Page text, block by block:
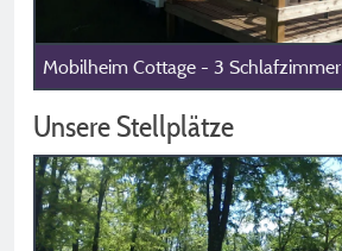
Mobilheim Cottage - 3 Schlafzimmer
Unsere Stellplätze